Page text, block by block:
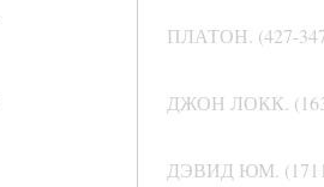
ПЛАТОН. (427-
ДЖОН ЛОКК.
ДЭВИД ЮМ. (1711